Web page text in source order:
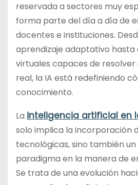
reservada a sectores muy
forma parte del día a día de
docentes e instituciones.
aprendizaje adaptativo hasta
virtuales capaces de
real, la IA está redefiniendo
conocimiento.
La inteligencia artificial en
solo implica la incorporación
tecnológicas, sino también
paradigma en la manera de
Se trata de una evolución